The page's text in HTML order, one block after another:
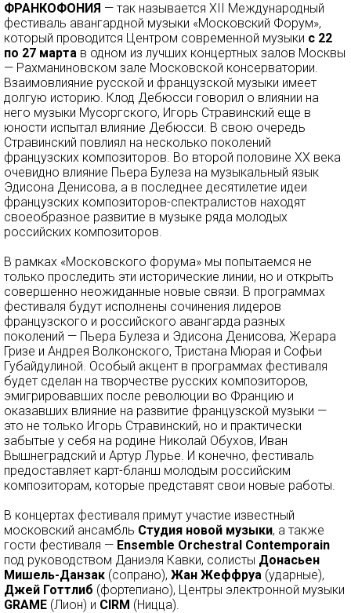
ФРАНКОФОНИЯ — так называется XII Международный
фестиваль авангардной музыки «Московский Форум»,
который проводится Центром современной музыки с 22
по 27 марта в одном из лучших концертных залов Москвы
— Рахманиновском зале Московской консерватории.
Взаимовлияние русской и французской музыки имеет
долгую историю. Клод Дебюсси говорил о влиянии на
него музыки Мусоргского, Игорь Стравинский еще в
юности испытал влияние Дебюсси. В свою очередь
Стравинский повлиял на несколько поколений
французских композиторов. Во второй половине ХХ века
очевидно влияние Пьера Булеза на музыкальный язык
Эдисона Денисова, а в последнее десятилетие идеи
французских композиторов-спектралистов находят
своеобразное развитие в музыке ряда молодых
российских композиторов.
В рамках «Московского форума» мы попытаемся не
только проследить эти исторические линии, но и открыть
совершенно неожиданные новые связи. В программах
фестиваля будут исполнены сочинения лидеров
французского и российского авангарда разных
поколений — Пьера Булеза и Эдисона Денисова, Жерара
Гризе и Андрея Волконского, Тристана Мюрая и Софьи
Губайдулиной. Особый акцент в программах фестиваля
будет сделан на творчестве русских композиторов,
эмигрировавших после революции во Францию и
оказавших влияние на развитие французской музыки —
это не только Игорь Стравинский, но и практически
забытые у себя на родине Николай Обухов, Иван
Вышнеградский и Артур Лурье. И конечно, фестиваль
предоставляет карт-бланш молодым российским
композиторам, которые представят свои новые работы.
В концертах фестиваля примут участие известный
московский ансамбль Студия новой музыки, а также
гости фестиваля — Ensemble Orchestral Contemporain
под руководством Даниэля Кавки, солисты Донасьен
Мишель-Данзак (сопрано), Жан Жеффруа (ударные),
Джей Готтлиб (фортепиано), Центры электронной музыки
GRAME (Лион) и CIRM (Ницца).